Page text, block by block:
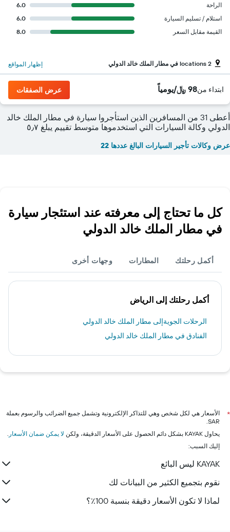
الراحة
6.0
استلام / تسليم السيارة
6.0
القيمة مقابل السعر
8.0
2 locations في مطار الملك خالد الدولي إظهار المواقع
ابتداء من98 ﷼/يومياً عرض الصفقات
أعطى 31 من المسافرين الذين استأجروا سيارة في مطار الملك خالد
الدولي وكالة السيارات التي استخدموها متوسط تقييم يبلغ ٥٫٧
عرض وكالات تأجير السيارات البالغ عددها 22
كل ما تحتاج إلى معرفته عند استئجار سيارة
في مطار الملك خالد الدولي
أكمل رحلتك المطارات وجهات أخرى
أكمل رحلتك إلى الرياض
الرحلات الجويةإلى مطار الملك خالد الدولي
الفنادق في مطار الملك خالد الدولي
*
الأسعار هي لكل شخص وهي للتذاكر الإلكترونية وتشمل جميع الضرائب والرسوم بعملة
SAR.
يحاول KAYAK بشكل دائم الحصول على الأسعار الدقيقة، ولكن
لا يمكن ضمان الأسعار
إليك السبب:
KAYAK ليس البائع
نقوم بتجميع الكثير من البيانات لك
لماذا لا تكون الأسعار دقيقة بنسبة 100٪؟